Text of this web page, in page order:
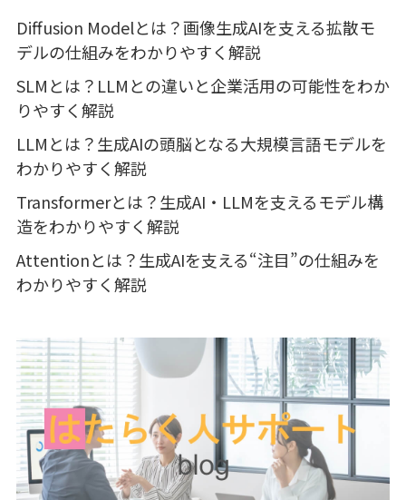
Diffusion Modelとは？画像生成AIを支える拡散モ
デルの仕組みをわかりやすく解説
SLMとは？LLMとの違いと企業活用の可能性をわか
りやすく解説
LLMとは？生成AIの頭脳となる大規模言語モデルを
わかりやすく解説
Transformerとは？生成AI・LLMを支えるモデル構
造をわかりやすく解説
Attentionとは？生成AIを支える“注目”の仕組みを
わかりやすく解説